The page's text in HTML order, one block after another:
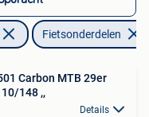
Fietsonderdelen
Carbon MTB 29er
148 ,,
Details